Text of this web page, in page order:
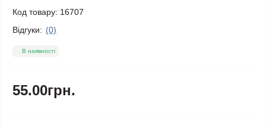
Код товару: 16707
Відгуки: (0)
В наявності
55.00грн.